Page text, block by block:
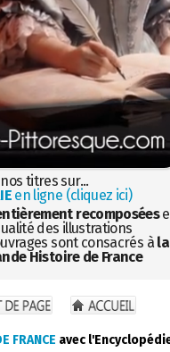
nos titres sur...
en ligne (cliquez ici)
recomposées
des illustrations
sont consacrés à la
Histoire de France
FRANCE avec